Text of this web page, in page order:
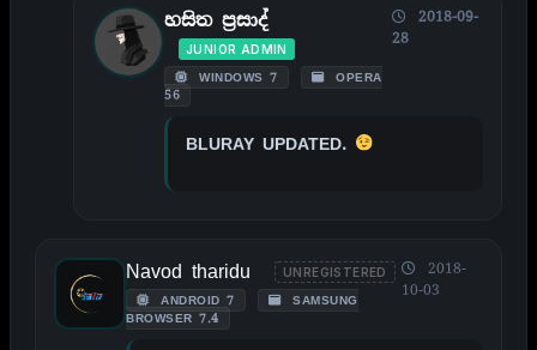
හසිත ප්‍රසාද්
JUNIOR ADMIN
WINDOWS 7
OPERA
56
2018-09-
28
BLURAY UPDATED.
Navod tharidu UNREGISTERED
ANDROID 7
SAMSUNG
BROWSER 7.4
2018-
10-03